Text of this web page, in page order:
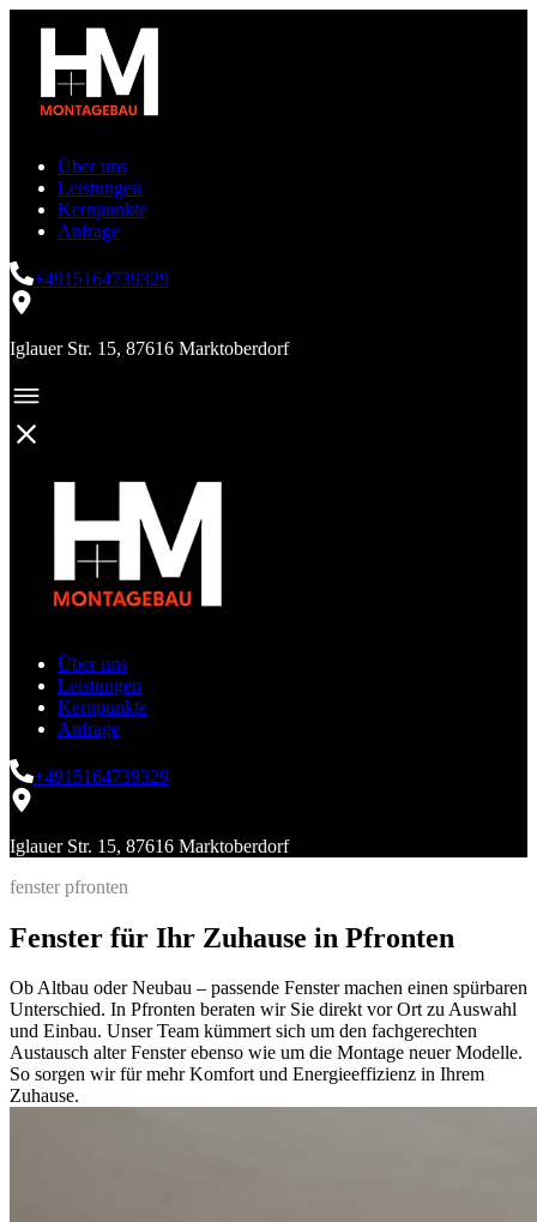
Über uns
Leistungen
Kernpunkte
Anfrage
+4915164739329
Iglauer Str. 15, 87616 Marktoberdorf
Über uns
Leistungen
Kernpunkte
Anfrage
+4915164739329
Iglauer Str. 15, 87616 Marktoberdorf
fenster pfronten
Fenster für Ihr Zuhause in Pfronten
Ob Altbau oder Neubau – passende Fenster machen einen spürbaren
Unterschied. In Pfronten beraten wir Sie direkt vor Ort zu Auswahl
und Einbau. Unser Team kümmert sich um den fachgerechten
Austausch alter Fenster ebenso wie um die Montage neuer Modelle.
So sorgen wir für mehr Komfort und Energieeffizienz in Ihrem
Zuhause.